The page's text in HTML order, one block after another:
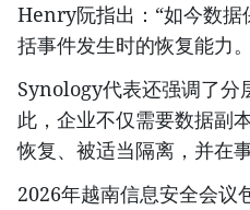
Henry阮指出：“如今数据
括事件发生时的恢复能力
Synology代表还强调了分
此，企业不仅需要数据副
恢复、被适当隔离，并在
2026年越南信息安全会议